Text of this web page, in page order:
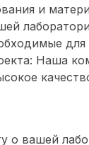
и
для
Наша
о вашей